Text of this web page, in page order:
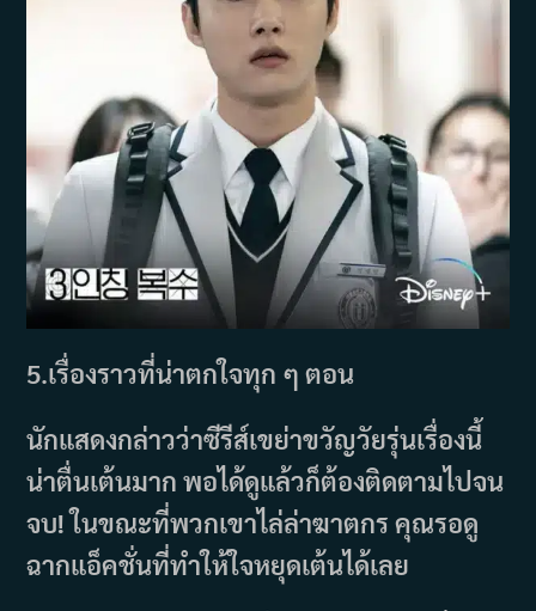
5.เรื่องราวที่น่าตกใจทุก ๆ ตอน
นักแสดงกล่าวว่าซีรีส์เขย่าขวัญวัยรุ่นเรื่องนี้
น่าตื่นเต้นมาก พอได้ดูแล้วก็ต้องติดตามไปจน
จบ! ในขณะที่พวกเขาไล่ล่าฆาตกร คุณรอดู
ฉากแอ็คชั่นที่ทำให้ใจหยุดเต้นได้เลย